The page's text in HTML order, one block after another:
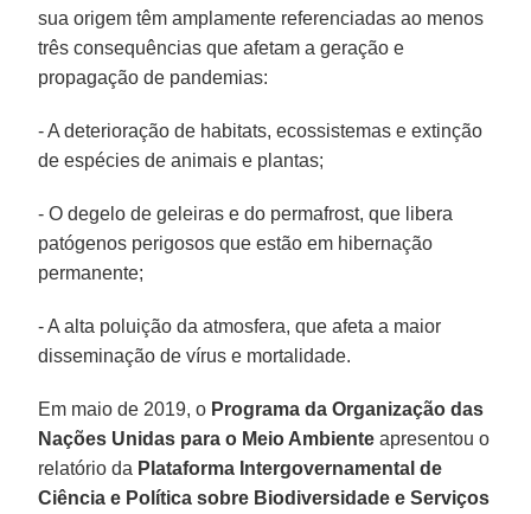
sua origem têm amplamente referenciadas ao menos
três consequências que afetam a geração e
propagação de pandemias:
- A deterioração de habitats, ecossistemas e extinção
de espécies de animais e plantas;
- O degelo de geleiras e do permafrost, que libera
patógenos perigosos que estão em hibernação
permanente;
- A alta poluição da atmosfera, que afeta a maior
disseminação de vírus e mortalidade.
Em maio de 2019, o Programa da Organização das
Nações Unidas para o Meio Ambiente apresentou o
relatório da Plataforma Intergovernamental de
Ciência e Política sobre Biodiversidade e Serviços